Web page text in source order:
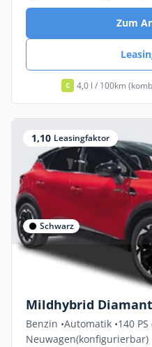
Zum
C 4,0 l / 100km
1,10 Leasingfaktor
Schwarz
Privat & Gewerbe
Mitsubishi ASX
Mildhybrid Diamant
Benzin •Automatik •140
Neuwagen(konfigurierbar)